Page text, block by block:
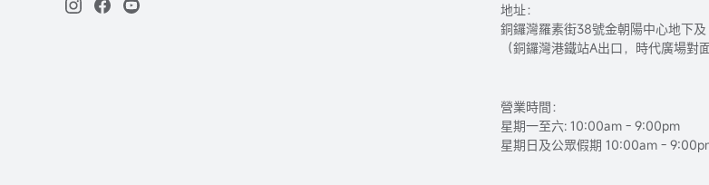
地址：
銅鑼灣羅素街38號金朝陽中心地下及
（銅鑼灣港鐵站A出口，時代廣場對面
營業時間：
星期一至六: 10:00am - 9:00pm
星期日及公眾假期 10:00am -